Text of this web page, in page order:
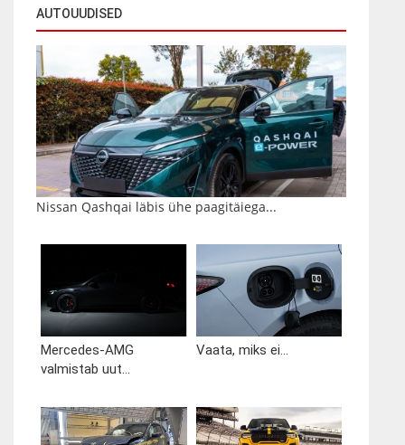
AUTOUUDISED
Nissan Qashqai läbis ühe paagitäiega...
Mercedes-AMG
valmistab uut...
Vaata, miks ei...